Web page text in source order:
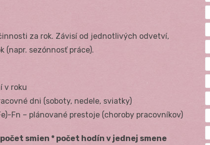
za rok. Závisí od jednotlivých odvetví,
(napr. sezónnosť práce).
v roku
dni (soboty, nedele, sviatky)
Fn – plánované prestoje (choroby pracovníkov)
smien * počet hodín v jednej smene